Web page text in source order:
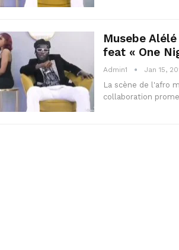
Musebe
feat « One
Admin1 Jan 15,
La scène de l'afro
collaboration